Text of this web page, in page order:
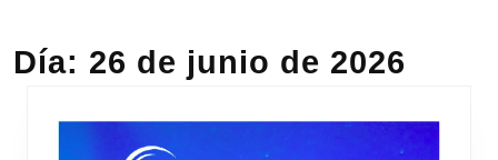
apertura
Día: 26 de junio de 2026